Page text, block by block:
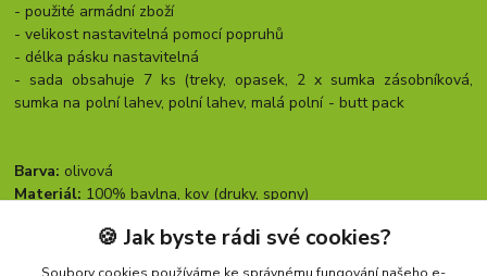
- použité armádní zboží
- velikost nastavitelná pomocí popruhů
- délka pásku nastavitelná
- sada obsahuje 7 ks (treky, opasek, 2 x sumka zásobníková,
sumka na polní lahev, polní lahev, malá polní - butt pack
Barva: olivová
Materiál: 100% bavlna, kov (druky, spony)
🍪 Jak byste rádi své cookies?